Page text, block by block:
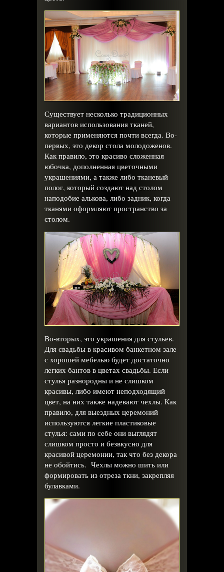
Существует несколько традиционных
вариантов использования тканей,
которые применяются почти всегда. Во-
первых, это декор стола молодоженов.
Как правило, это красиво сложенная
юбочка, дополненная цветочными
украшениями, а также либо тканевый
полог, который создают над столом
наподобие алькова, либо задник, когда
тканями оформляют пространство за
столом.
Во-вторых, это украшения для стульев.
Для свадьбы в красивом банкетном зале
с хорошей мебелью будет достаточно
легких бантов в цветах свадьбы. Если
стулья разнородны и не слишком
красивы, либо имеют неподходящий
цвет, на них также надевают чехлы. Как
правило, для выездных церемоний
используются легкие пластиковые
стулья: сами по себе они выглядят
слишком просто и безвкусно для
красивой церемонии, так что без декора
не обойтись. Чехлы можно шить или
формировать из отреза ткни, закрепляя
булавками.